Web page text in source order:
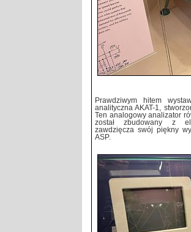
Prawdziwym hitem
analityczna AKAT-1,
Ten analogowy analizator
został zbudowany z
zawdzięcza swój piękny
ASP.